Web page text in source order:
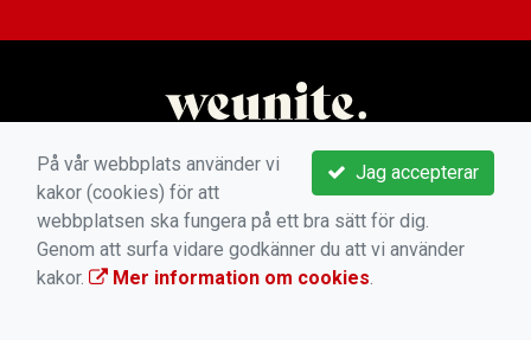
Jag accepterar
På vår webbplats använder vi
kakor (cookies) för att
webbplatsen ska fungera på ett bra sätt för dig.
Genom att surfa vidare godkänner du att vi använder
kakor.
Mer information om cookies.